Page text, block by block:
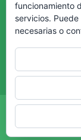
Copyright © -
Términos y
funcionamiento
servicios.
necesarias o